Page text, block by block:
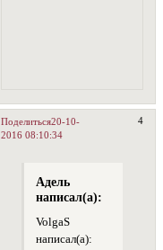
Поделиться 4
20-10-
2016 08:10:34
Адель
написал(а):
VolgaS
написал(а):